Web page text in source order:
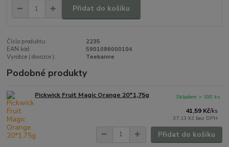
Přidat do košíku
Číslo produktu:
2235
EAN kód:
5901086000104
Vyrobce ( dovozce ):
Teekanne
Podobné produkty
Pickwick Fruit Magic Orange 20*1,75g
41,59 Kč/ks
37,13 Kč bez DPH
Skladem > 100 ks
Přidat do košíku